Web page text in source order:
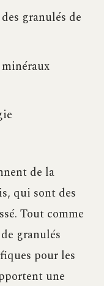
granulés de
de la
qui sont des
Tout comme
granulés
pour les
une